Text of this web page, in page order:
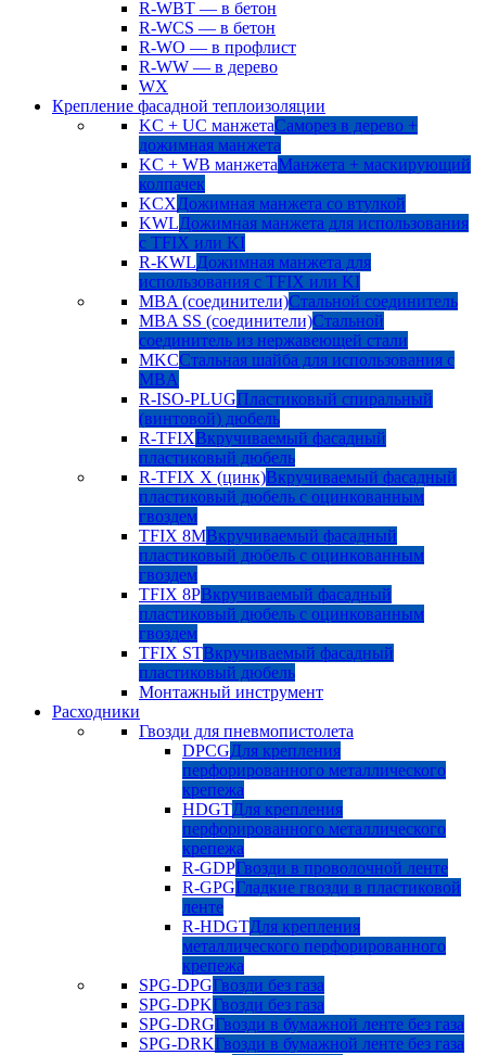
R-WBT — в бетон
R-WCS — в бетон
R-WO — в профлист
R-WW — в дерево
WX
Крепление фасадной теплоизоляции
KC + UC манжетаСаморез в дерево +
дожимная манжета
KC + WB манжетаМанжета + маскирующий
колпачек
KCXДожимная манжета со втулкой
KWLДожимная манжета для использования
с TFIX или KI
R-KWLДожимная манжета для
использования с TFIX или KI
MBA (соединители)Стальной соединитель
MBA SS (соединители)Стальной
соединитель из нержавеющей стали
MKCСтальная шайба для использования с
MBA
R-ISO-PLUGПластиковый спиральный
(винтовой) дюбель
R-TFIXВкручиваемый фасадный
пластиковый дюбель
R-TFIX X (цинк)Вкручиваемый фасадный
пластиковый дюбель с оцинкованным
гвоздем
TFIX 8MВкручиваемый фасадный
пластиковый дюбель с оцинкованным
гвоздем
TFIX 8PВкручиваемый фасадный
пластиковый дюбель с оцинкованным
гвоздем
TFIX STВкручиваемый фасадный
пластиковый дюбель
Монтажный инструмент
Расходники
Гвозди для пневмопистолета
DPCGДля крепления
перфорированного металлического
крепежа
HDGTДля крепления
перфорированного металлического
крепежа
R-GDPГвозди в проволочной ленте
R-GPGГладкие гвозди в пластиковой
ленте
R-HDGTДля крепления
металлического перфорированного
крепежа
SPG-DPGГвозди без газа
SPG-DPKГвозди без газа
SPG-DRGГвозди в бумажной ленте без газа
SPG-DRKГвозди в бумажной ленте без газа